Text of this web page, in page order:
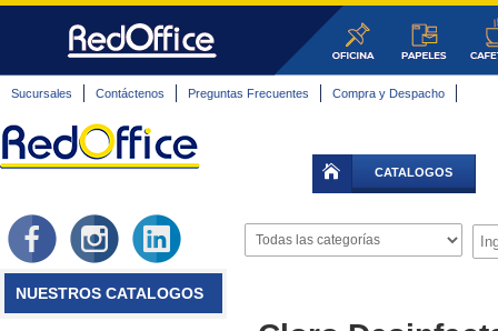
Sucursales Contáctenos Preguntas Frecuentes Compra y Despacho
CATALOGOS
NUESTROS CATALOGOS